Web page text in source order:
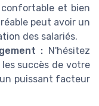
et bien
peut avoir un
des salariés.
: N'hésitez
succès de votre
puissant facteur